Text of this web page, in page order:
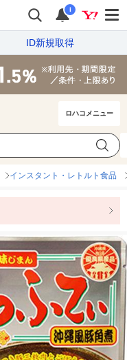
i
ID新規取得
ロハコメニュー
インスタント・レトルト食品